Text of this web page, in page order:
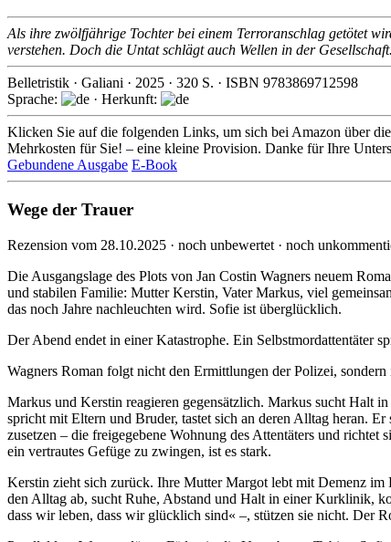
Als ihre zwölfjährige Tochter bei einem Terroranschlag getötet
verstehen. Doch die Untat schlägt auch Wellen in der Gesellschaft.
Belletristik · Galiani · 2025 · 320 S. · ISBN 9783869712598
Sprache:
· Herkunft:
Klicken Sie auf die folgenden Links, um sich bei Amazon über
Mehrkosten für Sie! – eine kleine Provision. Danke für Ihre
Gebundene Ausgabe E-Book
Wege der Trauer
Rezension vom 28.10.2025 · noch unbewertet · noch
Die Ausgangslage des Plots von Jan Costin Wagners neuem
und stabilen Familie: Mutter Kerstin, Vater Markus, viel
das noch Jahre nach­leuch­ten wird. Sofie ist über­glück­lich.
Der Abend endet in einer Katastrophe. Ein Selbst­mord­atten­täter
Wagners Roman folgt nicht den Ermitt­lungen der Polizei,
Markus und Kerstin reagieren gegen­sätzlich. Markus sucht Halt
spricht mit Eltern und Bruder, tastet sich an deren Alltag heran.
zu­setzen – die frei­ge­gebene Wohnung des Atten­täters und
ein ver­trautes Gefüge zu zwingen, ist es stark.
Kerstin zieht sich zurück. Ihre Mutter Margot lebt mit Demenz
den Alltag ab, sucht Ruhe, Abstand und Halt in einer Kurklinik,
dass wir leben, dass wir glücklich sind« –, stützen sie nicht. Der